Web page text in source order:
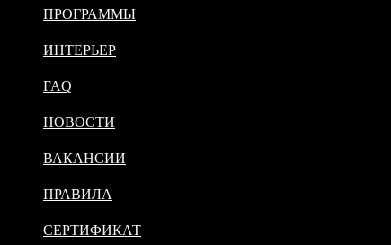
ПРОГРАММЫ
ИНТЕРЬЕР
FAQ
НОВОСТИ
ВАКАНСИИ
ПРАВИЛА
СЕРТИФИКАТ